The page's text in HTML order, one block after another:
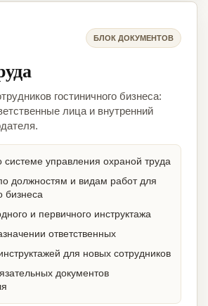
БЛОК ДОКУМЕНТОВ
гостиничного бизнеса:
лица и внутренний
системе управления охраной труда
должностям и видам работ для
бизнеса
и первичного инструктажа
ответственных
для новых сотрудников
документов